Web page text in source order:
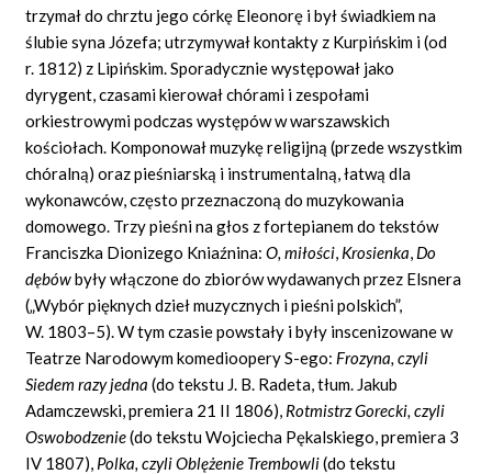
trzymał do chrztu jego córkę Eleonorę i był świadkiem na
ślubie syna Józefa; utrzymywał kontakty z Kurpińskim i (od
r. 1812) z Lipińskim. Sporadycznie występował jako
dyrygent, czasami kierował chórami i zespołami
orkiestrowymi podczas występów w warszawskich
kościołach. Komponował muzykę religijną (przede wszystkim
chóralną) oraz pieśniarską i instrumentalną, łatwą dla
wykonawców, często przeznaczoną do muzykowania
domowego. Trzy pieśni na głos z fortepianem do tekstów
Franciszka Dionizego Kniaźnina: O, miłości, Krosienka, Do
dębówbyły włączone do zbiorów wydawanych przez Elsnera
(„Wybór pięknych dzieł muzycznych i pieśni polskich”,
W. 1803–5). W tym czasie powstały i były inscenizowane w
Teatrze Narodowym komedioopery S-ego: Frozyna, czyli
Siedem razy jedna(do tekstu J. B. Radeta, tłum. Jakub
Adamczewski, premiera 21 II 1806), Rotmistrz Gorecki, czyli
Oswobodzenie(do tekstu Wojciecha Pękalskiego, premiera 3
IV 1807), Polka, czyli Oblężenie Trembowli(do tekstu